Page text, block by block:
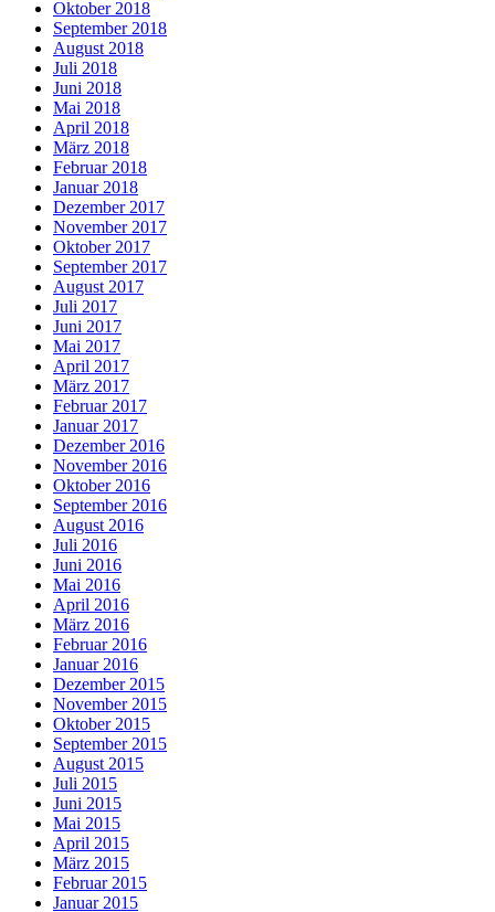
Oktober 2018
September 2018
August 2018
Juli 2018
Juni 2018
Mai 2018
April 2018
März 2018
Februar 2018
Januar 2018
Dezember 2017
November 2017
Oktober 2017
September 2017
August 2017
Juli 2017
Juni 2017
Mai 2017
April 2017
März 2017
Februar 2017
Januar 2017
Dezember 2016
November 2016
Oktober 2016
September 2016
August 2016
Juli 2016
Juni 2016
Mai 2016
April 2016
März 2016
Februar 2016
Januar 2016
Dezember 2015
November 2015
Oktober 2015
September 2015
August 2015
Juli 2015
Juni 2015
Mai 2015
April 2015
März 2015
Februar 2015
Januar 2015